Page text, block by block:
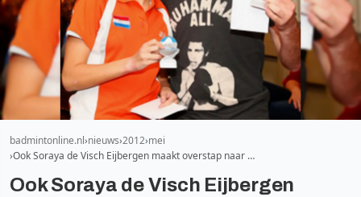
badmintonline.nl nieuws 2012 mei
Ook Soraya de Visch Eijbergen maakt overstap naar …
Ook Soraya de Visch Eijbergen